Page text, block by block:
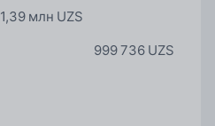
1,39 млн UZS
999 736 UZS